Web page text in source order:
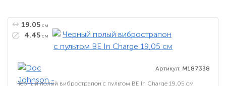
19.05 см
4.45 см
Артикул: M187338
Черный полый вибрострапон с пультом BE In Charge 19,05 см